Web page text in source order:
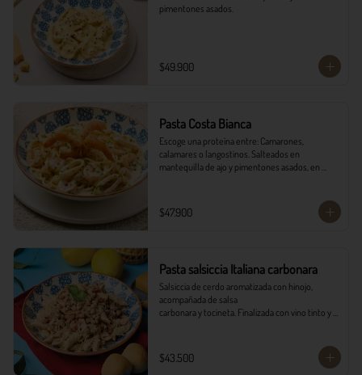
pimentones asados.
$49.900
Pasta Costa Bianca
Escoge una proteína entre: Camarones,
calamares o langostinos. Salteados en
mantequilla de ajo y pimentones asados, en
$47.900
Pasta salsiccia Italiana carbonara
Salsiccia de cerdo aromatizada con hinojo,
acompañada de salsa
carbonara y tocineta. Finalizada con vino tinto y
$43.500